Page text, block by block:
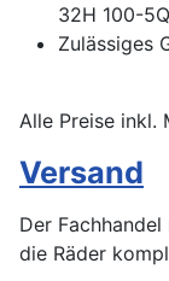
32H 100-
Zulässiges
Alle Preise inkl.
Versand
Der
die Räder